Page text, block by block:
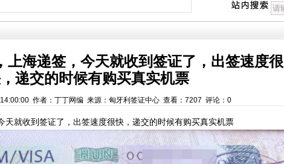
上海递签，今天就收到签证了，出签速度很
递交的时候有购买真实机票
作者：丁丁网编 来源：匈牙利签证中心 查看：7207 评论：0
天就收到签证了，出签速度很快，递交的时候有购买真实机票